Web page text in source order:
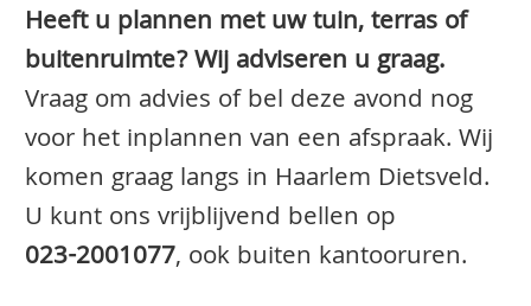
Heeft u plannen met uw tuin, terras of
buitenruimte? Wij adviseren u graag.
Vraag om advies of bel deze avond nog
voor het inplannen van een afspraak. Wij
komen graag langs in Haarlem Dietsveld.
U kunt ons vrijblijvend bellen op
023-2001077, ook buiten kantooruren.